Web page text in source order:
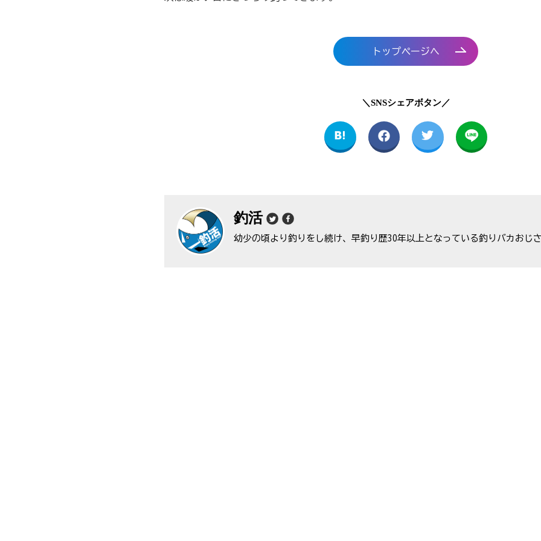
トップページへ
＼SNSシェアボタン／
釣活
幼少の頃より釣りをし続け、早釣り歴30年以上となっている釣りバカおじさ